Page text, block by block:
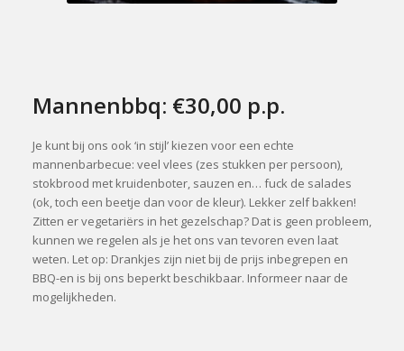
Mannenbbq: €30,00 p.p.
Je kunt bij ons ook ‘in stijl’ kiezen voor een echte
mannenbarbecue: veel vlees (zes stukken per persoon),
stokbrood met kruidenboter, sauzen en… fuck de salades
(ok, toch een beetje dan voor de kleur). Lekker zelf bakken!
Zitten er vegetariërs in het gezelschap? Dat is geen probleem,
kunnen we regelen als je het ons van tevoren even laat
weten. Let op: Drankjes zijn niet bij de prijs inbegrepen en
BBQ-en is bij ons beperkt beschikbaar. Informeer naar de
mogelijkheden.